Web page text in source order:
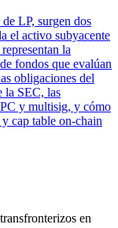
LP, surgen dos
el activo subyacente
la
fondos que evalúan
obligaciones del
la SEC, las
y multisig, y cómo
cap table on-chain
en